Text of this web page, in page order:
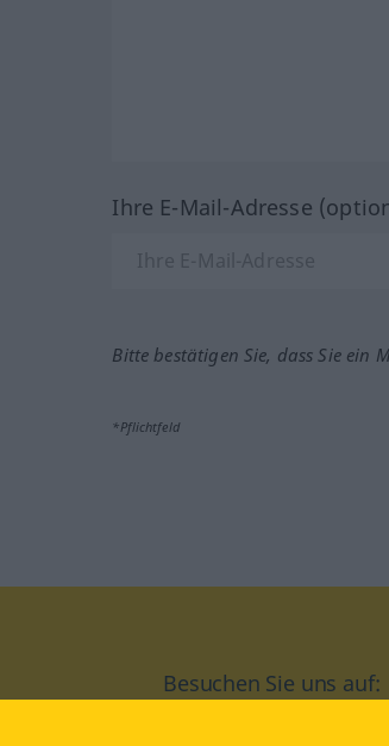
Ihre E-Mail-Adresse
Bitte bestätigen Sie, dass Sie ein
*Pflichtfeld
Besuchen Sie uns auf: